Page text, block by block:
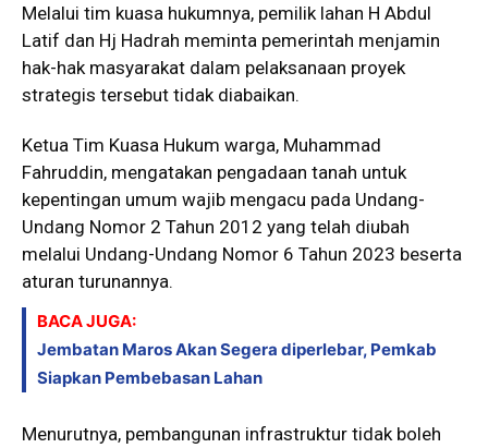
Melalui tim kuasa hukumnya, pemilik lahan H Abdul
Latif dan Hj Hadrah meminta pemerintah menjamin
hak-hak masyarakat dalam pelaksanaan proyek
strategis tersebut tidak diabaikan.
Ketua Tim Kuasa Hukum warga, Muhammad
Fahruddin, mengatakan pengadaan tanah untuk
kepentingan umum wajib mengacu pada Undang-
Undang Nomor 2 Tahun 2012 yang telah diubah
melalui Undang-Undang Nomor 6 Tahun 2023 beserta
aturan turunannya.
BACA JUGA:
Jembatan Maros Akan Segera diperlebar, Pemkab
Siapkan Pembebasan Lahan
Menurutnya, pembangunan infrastruktur tidak boleh